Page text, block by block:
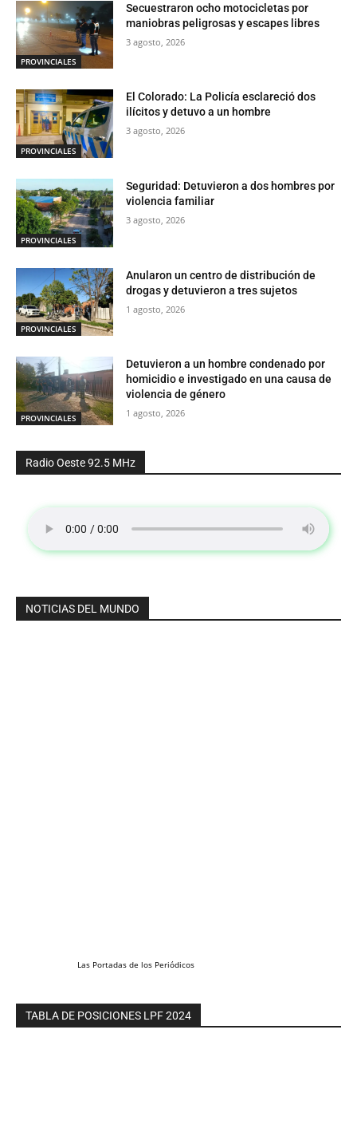
PROVINCIALES
Secuestraron ocho motocicletas por
maniobras peligrosas y escapes libres
3 agosto, 2026
PROVINCIALES
El Colorado: La Policía esclareció dos
ilícitos y detuvo a un hombre
3 agosto, 2026
PROVINCIALES
Seguridad: Detuvieron a dos hombres por
violencia familiar
3 agosto, 2026
PROVINCIALES
Anularon un centro de distribución de
drogas y detuvieron a tres sujetos
1 agosto, 2026
PROVINCIALES
Detuvieron a un hombre condenado por
homicidio e investigado en una causa de
violencia de género
1 agosto, 2026
Radio Oeste 92.5 MHz
NOTICIAS DEL MUNDO
Las Portadas de los Periódicos
TABLA DE POSICIONES LPF 2024